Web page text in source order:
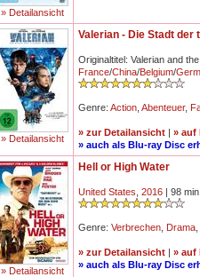
» Detailansicht
» Detailansicht
Valerian - Die Stadt der
Originaltitel: Valerian and
France/China/Belgium/
Genre: Action Abenteuer,
» zur Detailansicht | » auf
» auch als Blu-ray Disc
» Detailansicht
Hell or High Water
United States 2016 | 98
Genre: Verbrechen Drama
» zur Detailansicht | » auf
» auch als Blu-ray Disc